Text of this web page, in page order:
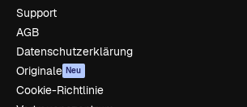
Support
AGB
Datenschutzerklärung
Originale Neu
Cookie-Richtlinie